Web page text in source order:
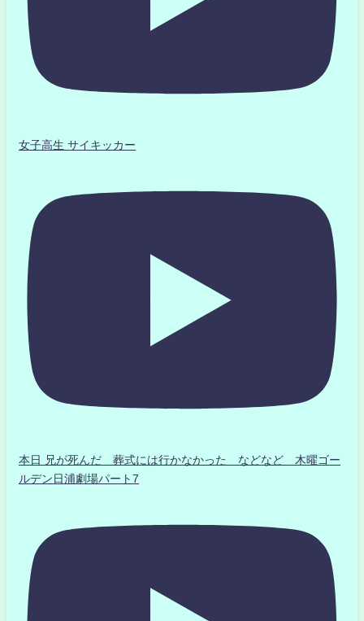
女子高生 サイキッカー
本日 兄が死んだ 葬式には行かなかった などなど 木曜ゴー
ルデン日浦劇場パート7